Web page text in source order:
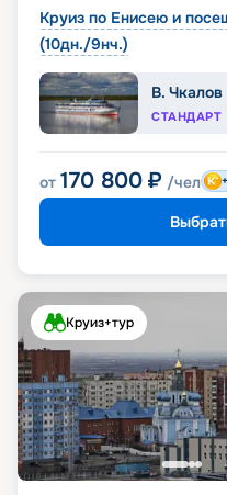
Круиз по Енисею и
(10дн./9нч.)
В. Чкалов
СТАНДАРТ
от 170 800 ₽ /чел
Круиз+тур